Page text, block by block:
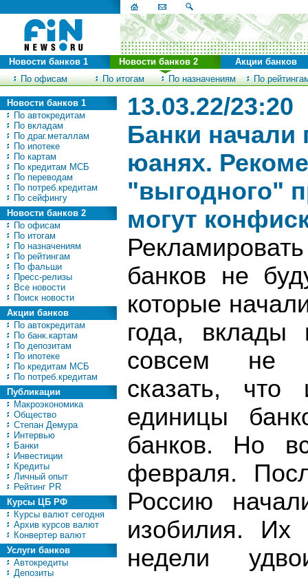
По офисам По итогам По назначениям По
Новости банков 1 Новости банков 2 Акции банков
Новости банков 1
По автокредитам
По вкладам
По драг.металлам
По ипотеке
По картам
По кредитам МСБ
По переводам
По потреб.кредитам
По сейфингу
Новости банков 2
По офисам
По итогам
По назначениям
По рейтингам
По фальши
Пресс-релизы
Все новости
Поиск новости
Акции банков
По автокредитам
По банк.картам
По депозитам
По ипотеке
По кредитам МСБ
По потреб.кредитам
Публикации
Макроэкономика
Общество
Степан Демура
Интервью
Банки
Инвестиции
Кредиты
Личный опыт
Рейтинг PR
Курсы ЦБ РФ
Курсы валют сегодня
Архив курсов валют
Конвертер валют
Услуги банков
Автокредиты
Депозиты
13.03.22/23:20
Банки начали
юанях.
"выгодного"
могут
банков не
которые
года, вклады
совсем не
сказать, что
единицы
банков. Но
февраля.
Россию
изобилия. Их
недели